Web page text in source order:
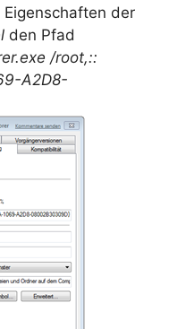
der
den Pfad
/root,::
A2D8-